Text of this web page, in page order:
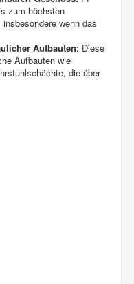
zum höchsten
wenn das
Aufbauten: Diese
Aufbauten wie
die über